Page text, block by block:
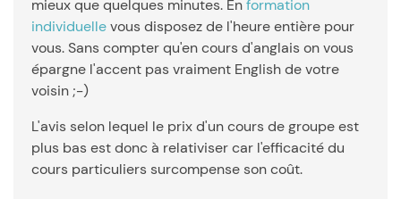
mieux que quelques minutes. Enformation
individuellevous disposez de l'heure entière pour
vous. Sans compter qu'en cours d'anglais on vous
épargne l'accent pas vraiment English de votre
voisin ;-)
L'avis selon lequel le prix d'un cours de groupe est
plus bas est donc à relativiser car l'efficacité du
cours particuliers surcompense son coût.